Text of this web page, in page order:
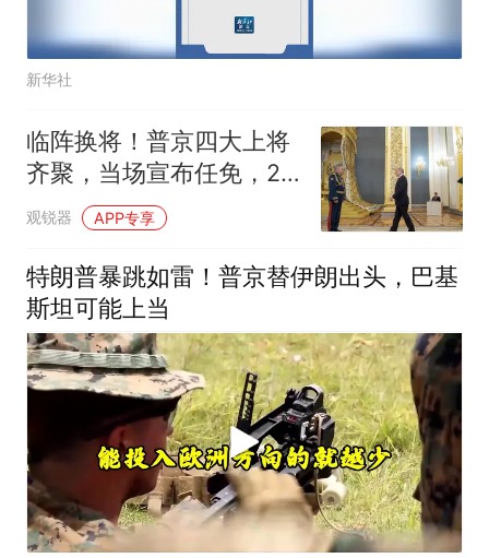
新华社
临阵换将！普京四大上将
齐聚，当场宣布任免，2
人被就地解除兵权
观锐器 APP专享
特朗普暴跳如雷！普京替伊朗出头，巴基
斯坦可能上当